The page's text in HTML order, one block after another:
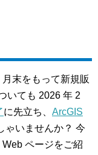
末をもって新規販
いても 2026 年 2
に先立ち、 ArcGIS
ゃいませんか？ 今
ページをご紹